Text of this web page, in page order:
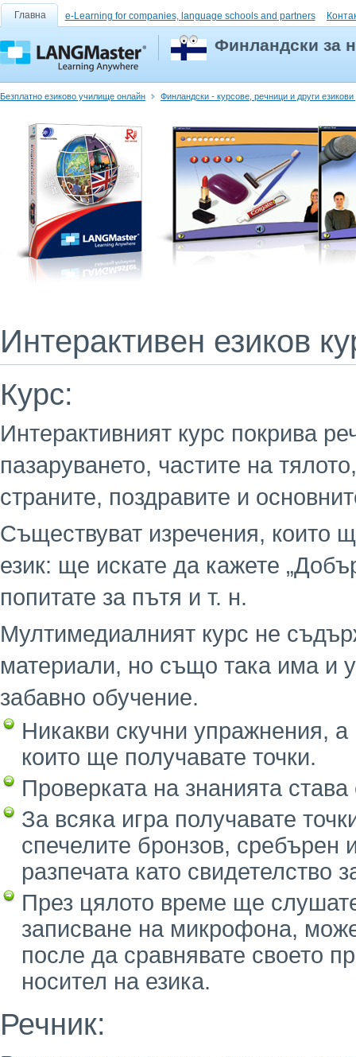
Главна e-Learning for companies, language schools and partners
Финландски за
Безплатно езиково училище онлайн Финландски - курсове, речници и други
Интерактивен езиков
Курс:
Интерактивният курс покрива
пазаруването, частите на
страните, поздравите и
Съществуват изречения, които
език: ще искате да кажете
попитате за пътя и т. н.
Мултимедиалният курс не
материали, но също така има и
забавно обучение.
Никакви скучни упражнения,
които ще получавате точки.
Проверката на знанията
За всяка игра получавате
спечелите бронзов, сребърен
разпечата като свидетелство
През цялото време ще
записване на микрофона,
после да сравнявате своето
носител на езика.
Речник: